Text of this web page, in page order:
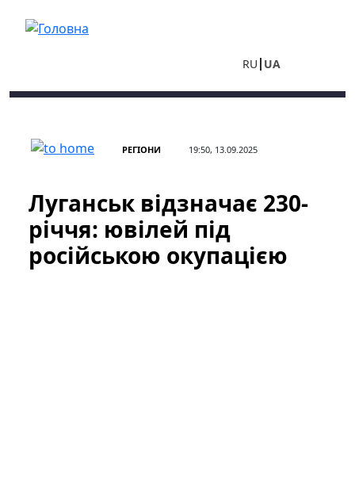
RU UA
РЕГІОНИ 19:50, 13.09.2025
Луганськ відзначає 230-
річчя: ювілей під
російською окупацією